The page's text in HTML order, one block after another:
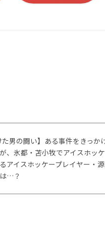
男の闘い】ある事件をきっか
、氷都・苫小牧でアイスホッ
イスホッケープレイヤー・
…？